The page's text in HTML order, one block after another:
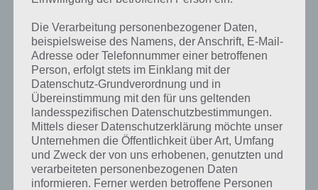
schnell die Antworten und
Lösungen der über 300 Level
finden!
Du findest Lösungen auch ohne unsere Hilfe, indem du in der App
Münzen einsetzt. Da diese jedoch begrenzt sind, hast du hier stets
die Möglichkeit alle Antworten zu finden!
Die obige Lösung stimmt leider nicht mehr?
Die Verarbeitung personenbezogener Daten,
beispielsweise des Namens, der Anschrift, E-Mail-
Adresse oder Telefonnummer einer betroffenen
Person, erfolgt stets im Einklang mit der
Datenschutz-Grundverordnung und in
Übereinstimmung mit den für uns geltenden
landesspezifischen Datenschutzbestimmungen.
Mittels dieser Datenschutzerklärung möchte unser
Unternehmen die Öffentlichkeit über Art, Umfang
und Zweck der von uns erhobenen, genutzten und
verarbeiteten personenbezogenen Daten
informieren. Ferner werden betroffene Personen